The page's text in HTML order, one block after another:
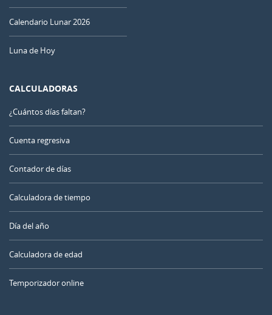
Calendario Lunar 2026
Luna de Hoy
CALCULADORAS
¿Cuántos días faltan?
Cuenta regresiva
Contador de días
Calculadora de tiempo
Día del año
Calculadora de edad
Temporizador online